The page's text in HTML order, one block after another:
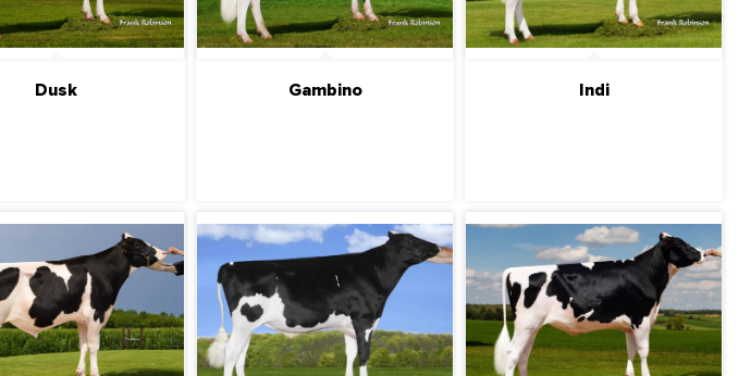
Dusk Gambino Indi